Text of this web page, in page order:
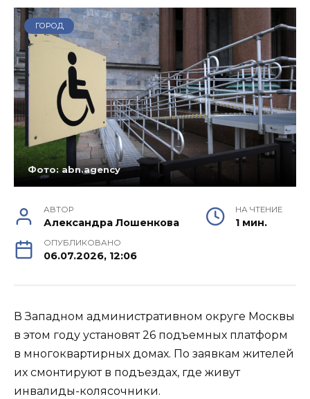
ГОРОД
Фото: abn.agency
АВТОР
Александра Лошенкова
НА ЧТЕНИЕ
1 мин.
ОПУБЛИКОВАНО
06.07.2026, 12:06
В Западном административном округе Москвы
в этом году установят 26 подъемных платформ
в многоквартирных домах. По заявкам жителей
их смонтируют в подъездах, где живут
инвалиды-колясочники.